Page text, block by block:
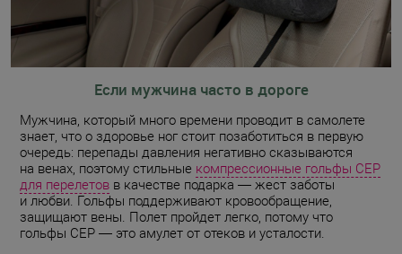
Если мужчина часто в дороге
Мужчина, который много времени проводит в самолете
знает, что о здоровье ног стоит позаботиться в первую
очередь: перепады давления негативно сказываются
на венах, поэтому стильные компрессионные гольфы CEP
для перелетов в качестве подарка — жест заботы
и любви. Гольфы поддерживают кровообращение,
защищают вены. Полет пройдет легко, потому что
гольфы CEP — это амулет от отеков и усталости.